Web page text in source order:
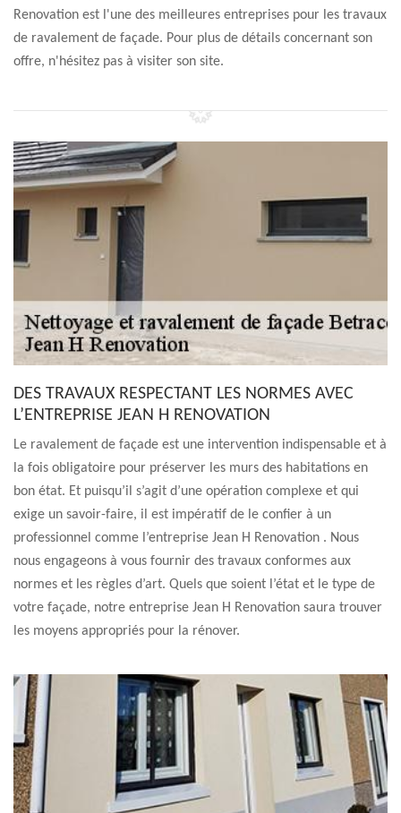
Renovation est l'une des meilleures entreprises pour les travaux
de ravalement de façade. Pour plus de détails concernant son
offre, n'hésitez pas à visiter son site.
DES TRAVAUX RESPECTANT LES NORMES AVEC
L’ENTREPRISE JEAN H RENOVATION
Le ravalement de façade est une intervention indispensable et à
la fois obligatoire pour préserver les murs des habitations en
bon état. Et puisqu’il s’agit d’une opération complexe et qui
exige un savoir-faire, il est impératif de le confier à un
professionnel comme l’entreprise Jean H Renovation . Nous
nous engageons à vous fournir des travaux conformes aux
normes et les règles d’art. Quels que soient l’état et le type de
votre façade, notre entreprise Jean H Renovation saura trouver
les moyens appropriés pour la rénover.